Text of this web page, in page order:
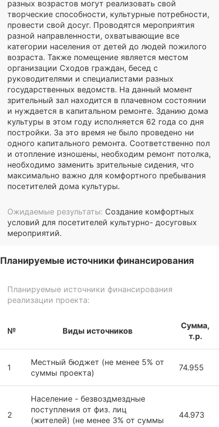
разных возрастов могут реализовать свой
творческие способности, культурные потребности,
провести свой досуг. Проводятся мероприятия
разной направленности, охватывающие все
категории населения от детей до людей пожилого
возраста. Также помещение является местом
организации Сходов граждан, бесед с
руководителями и специалистами разных
государственных ведомств. На данный момент
зрительный зал находится в плачевном состоянии
и нуждается в капитальном ремонте. Зданию дома
культуры в этом году исполняется 62 года со дня
постройки. За это время не было проведено ни
одного капитального ремонта. Соответственно пол
и отопление изношены, необходим ремонт потолка,
необходимо заменить зрительные сидения, что
максимально важно для комфортного пребывания
посетителей дома культуры.
Ожидаемые результаты: Создание комфортных
условий для посетителей культурно- досуговых
мероприятий.
Планируемые источники финансирования
Планируемые источники финансирования
реализации проекта:
№ Виды источников
Сумма,
т.р.
1
Местный бюджет (не менее 5% от
суммы проекта)
74.955
2
Население - безвоздмездные
поступления от физ. лиц
(жителей) (не менее 3% от суммы
44.973